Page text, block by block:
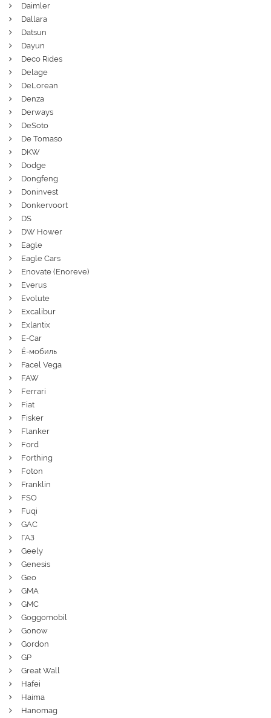
Daimler
Dallara
Datsun
Dayun
Deco Rides
Delage
DeLorean
Denza
Derways
DeSoto
De Tomaso
DKW
Dodge
Dongfeng
Doninvest
Donkervoort
DS
DW Hower
Eagle
Eagle Cars
Enovate (Enoreve)
Everus
Evolute
Excalibur
Exlantix
E-Car
Ё-мобиль
Facel Vega
FAW
Ferrari
Fiat
Fisker
Flanker
Ford
Forthing
Foton
Franklin
FSO
Fuqi
GAC
ГАЗ
Geely
Genesis
Geo
GMA
GMC
Goggomobil
Gonow
Gordon
GP
Great Wall
Hafei
Haima
Hanomag